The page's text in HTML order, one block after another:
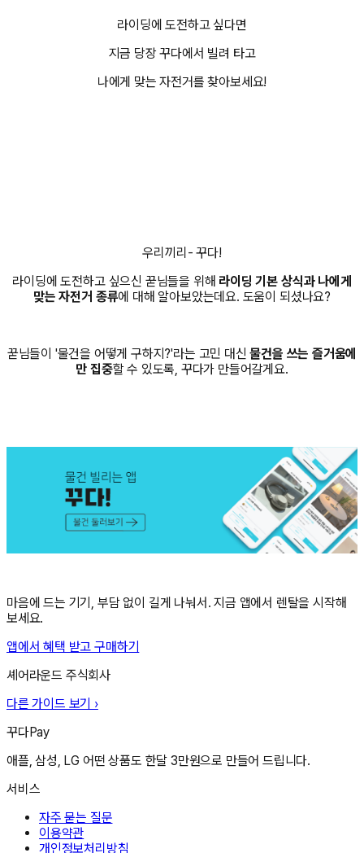
라이딩에 도전하고 싶다면
지금 당장 꾸다에서 빌려 타고
나에게 맞는 자전거를 찾아보세요!
우리끼리- 꾸다!
라이딩에 도전하고 싶으신 꾿님들을 위해 라이딩 기본 상식과 나에게
맞는 자전거 종류에 대해 알아보았는데요. 도움이 되셨나요?
꾿님들이 '물건을 어떻게 구하지?'라는 고민 대신물건을 쓰는 즐거움에
만 집중할 수 있도록, 꾸다가 만들어갈게요.
마음에 드는 기기, 부담 없이 길게 나눠서. 지금 앱에서 렌탈을 시작해
보세요.
앱에서 혜택 받고 구매하기
셰어라운드 주식회사
다른 가이드 보기 ›
꾸다Pay
애플, 삼성, LG 어떤 상품도 한달 3만원으로 만들어 드립니다.
서비스
자주 묻는 질문
이용약관
개인정보처리방침